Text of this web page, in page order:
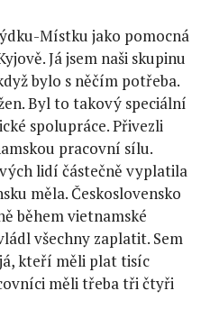
Místku jako pomocná
Já jsem naši skupinu
bylo s něčím potřeba.
Byl to takový speciální
spolupráce. Přivezli
pracovní sílu.
lidí částečně vyplatila
měla. Československo
během vietnamské
všechny zaplatit. Sem
kteří měli plat tisíc
měli třeba tři čtyři